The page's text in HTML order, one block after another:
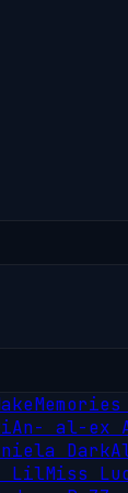
al-ex
LilMiss